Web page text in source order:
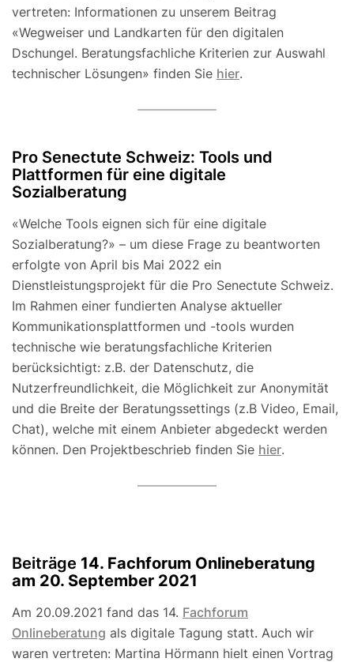
vertreten: Informationen zu unserem Beitrag
«Wegweiser und Landkarten für den digitalen
Dschungel. Beratungsfachliche Kriterien zur Auswahl
technischer Lösungen» finden Sie hier.
Pro Senectute Schweiz: Tools und
Plattformen für eine digitale
Sozialberatung
«Welche Tools eignen sich für eine digitale
Sozialberatung?» – um diese Frage zu beantworten
erfolgte von April bis Mai 2022 ein
Dienstleistungsprojekt für die Pro Senectute Schweiz.
Im Rahmen einer fundierten Analyse aktueller
Kommunikationsplattformen und -tools wurden
technische wie beratungsfachliche Kriterien
berücksichtigt: z.B. der Datenschutz, die
Nutzerfreundlichkeit, die Möglichkeit zur Anonymität
und die Breite der Beratungssettings (z.B Video, Email,
Chat), welche mit einem Anbieter abgedeckt werden
können. Den Projektbeschrieb finden Sie hier.
Beiträge 14. Fachforum Onlineberatung
am 20. September 2021
Am 20.09.2021 fand das 14. Fachforum
Onlineberatung als digitale Tagung statt. Auch wir
waren vertreten: Martina Hörmann hielt einen Vortrag